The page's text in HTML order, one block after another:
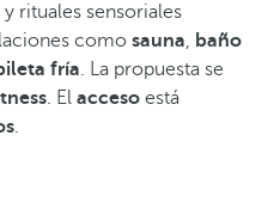
y rituales sensoriales
como sauna, baño
fría. La propuesta se
. El acceso está
.